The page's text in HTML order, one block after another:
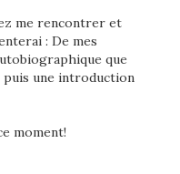
me rencontrer et
: De mes
que
puis une introduction
moment!